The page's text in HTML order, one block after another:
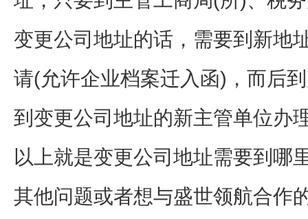
变更公司地址的话，需要到新地
请(允许企业档案迁入函)，而后
到变更公司地址的新主管单位办
以上就是变更公司地址需要到哪
其他问题或者想与盛世领航合作